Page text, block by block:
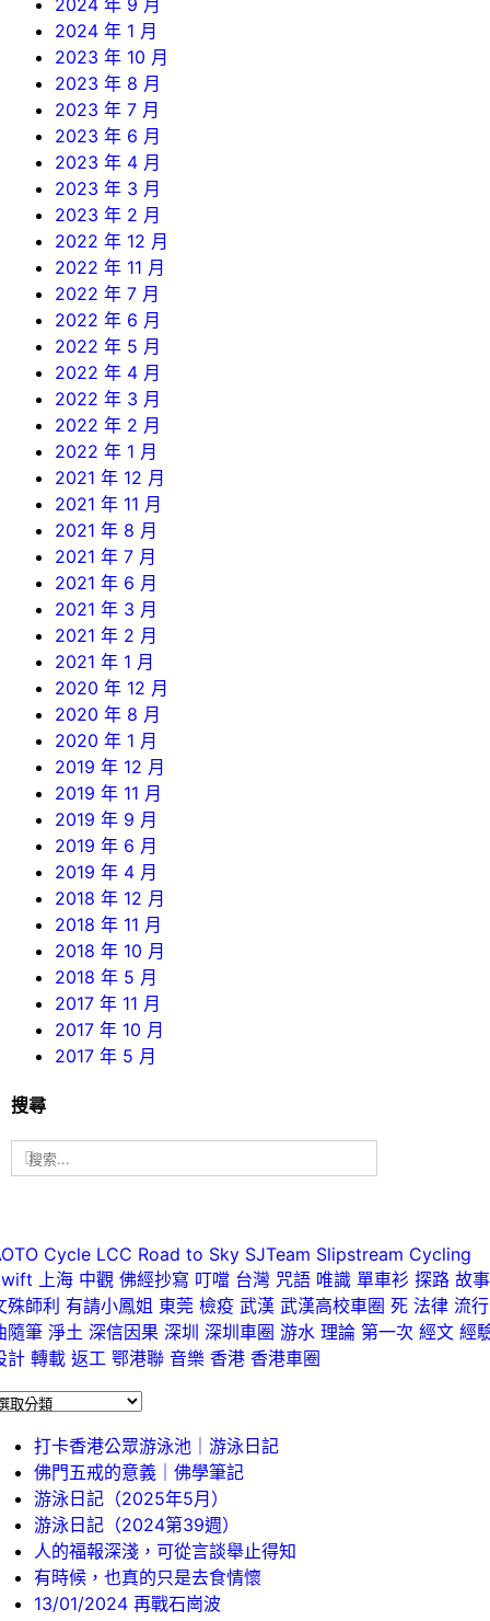
2024 年 1 月
2023 年 10 月
2023 年 8 月
2023 年 7 月
2023 年 6 月
2023 年 4 月
2023 年 3 月
2023 年 2 月
2022 年 12 月
2022 年 11 月
2022 年 7 月
2022 年 6 月
2022 年 5 月
2022 年 4 月
2022 年 3 月
2022 年 2 月
2022 年 1 月
2021 年 12 月
2021 年 11 月
2021 年 8 月
2021 年 7 月
2021 年 6 月
2021 年 3 月
2021 年 2 月
2021 年 1 月
2020 年 12 月
2020 年 8 月
2020 年 1 月
2019 年 12 月
2019 年 11 月
2019 年 9 月
2019 年 6 月
2019 年 4 月
2018 年 12 月
2018 年 11 月
2018 年 10 月
2018 年 5 月
2017 年 11 月
2017 年 10 月
2017 年 5 月
搜尋
搜
索
Cycle LCC Road to Sky SJTeam Slipstream Cycling
上海 中觀 佛經抄寫 叮噹 台灣 咒語 唯識 單車衫 探路 故事
殊師利 有請小鳳姐 東莞 檢疫 武漢 武漢高校車圈 死 法律 流行
隨筆 淨土 深信因果 深圳 深圳車圈 游水 理論 第一次 經文 經
計 轉載 返工 鄂港聯 音樂 香港 香港車圈
打卡香港公眾游泳池｜游泳日記
佛門五戒的意義｜佛學筆記
游泳日記（2025年5月）
游泳日記（2024第39週）
人的福報深淺，可從言談舉止得知
有時候，也真的只是去食情懷
13/01/2024 再戰石崗波